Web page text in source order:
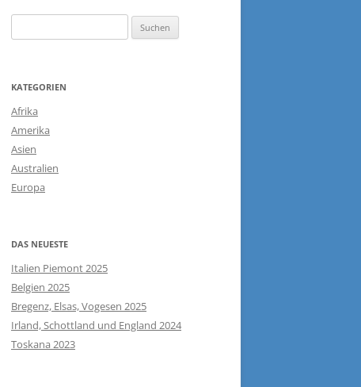
nach:
KATEGORIEN
Afrika
Amerika
Asien
Australien
Europa
DAS NEUESTE
Italien Piemont 2025
Belgien 2025
Bregenz, Elsas, Vogesen 2025
Irland, Schottland und England 2024
Toskana 2023